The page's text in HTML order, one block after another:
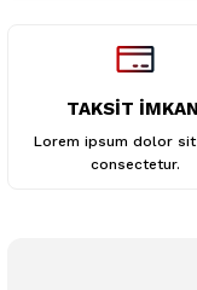
TAKSİT
Lorem ipsum dolor
consectetur.